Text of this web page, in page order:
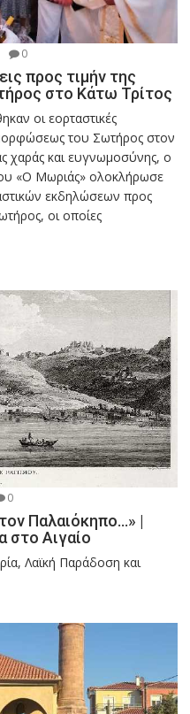
0
προς τιμήν της
στο Κάτω Τρίτος
οι εορταστικές
του Σωτήρος στον
χαράς και ευγνωμοσύνης, ο
«Ο Μωριάς» ολοκλήρωσε
εκδηλώσεων προς
οι οποίες
0
Παλαιόκηπο…» |
στο Αιγαίο
Λαϊκή Παράδοση και